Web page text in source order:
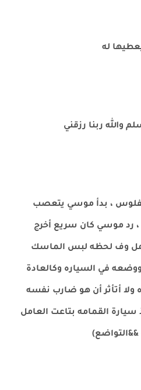
له
والله ربنا رزقني
، بدأ موسي يتعصب
رد موسي كان سريع أخرج
وف لحظه لبس الماسك
في السياره وكالعادة
أتأثر أن هو ضارب نفسه
سيارة القمامه بتاعت العامل
&&التواضع)